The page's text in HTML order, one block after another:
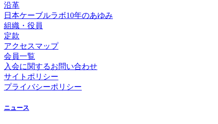
沿革
日本ケーブルラボ10年のあゆみ
組織・役員
定款
アクセスマップ
会員一覧
入会に関するお問い合わせ
サイトポリシー
プライバシーポリシー
ニュース